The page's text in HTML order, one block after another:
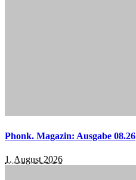
Phonk. Magazin: Ausgabe 08.26
1. August 2026